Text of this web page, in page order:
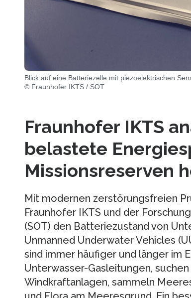
Blick auf eine Batteriezelle mit piezoelektrischen
© Fraunhofer IKTS / SOT
Fraunhofer IKTS
belastete
Missionsreserven
Mit modernen zerstörungsfreien
Fraunhofer IKTS und der
(SOT) den Batteriezustand von
Unmanned Underwater Vehicles
sind immer häufiger und länger im
Unterwasser-Gasleitungen, suchen
Windkraftanlagen, sammeln